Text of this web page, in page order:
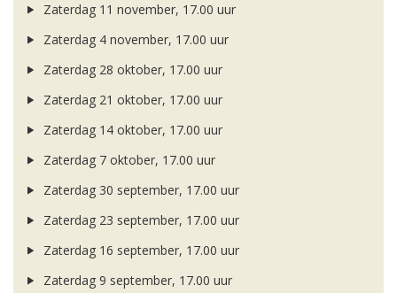
Zaterdag 11 november, 17.00 uur
Zaterdag 4 november, 17.00 uur
Zaterdag 28 oktober, 17.00 uur
Zaterdag 21 oktober, 17.00 uur
Zaterdag 14 oktober, 17.00 uur
Zaterdag 7 oktober, 17.00 uur
Zaterdag 30 september, 17.00 uur
Zaterdag 23 september, 17.00 uur
Zaterdag 16 september, 17.00 uur
Zaterdag 9 september, 17.00 uur